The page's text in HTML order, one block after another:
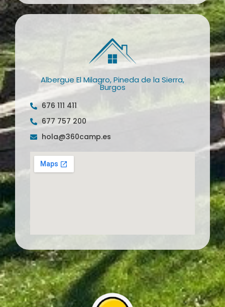
Albergue El Milagro, Pineda de la Sierra,
Burgos
676 111 411
677 757 200
hola@360camp.es